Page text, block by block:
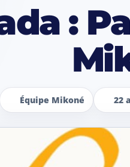
:
Équipe Mikoné 22